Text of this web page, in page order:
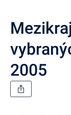
2005